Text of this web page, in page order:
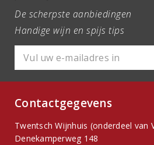
De scherpste aanbiedingen
Handige wijn en spijs tips
Contactgegevens
Twentsch Wijnhuis (onderdeel van
Denekamperweg 148